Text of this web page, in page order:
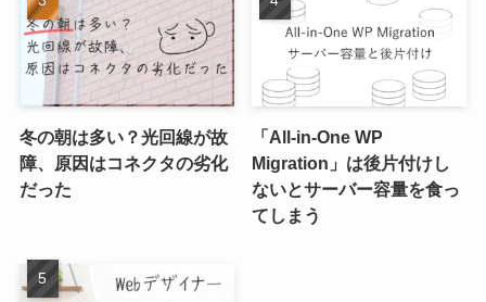
冬の朝は多い？光回線が故
障、原因はコネクタの劣化
だった
「All-in-One WP
Migration」は後片付けし
ないとサーバー容量を食っ
てしまう